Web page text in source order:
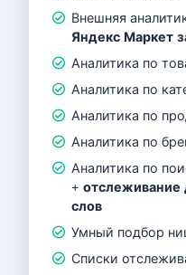
Внешняя
Яндекс Маркет
Аналитика по
Аналитика по
Аналитика по
Аналитика по
Аналитика по
+отслеживание
слов
Умный подбор
Списки